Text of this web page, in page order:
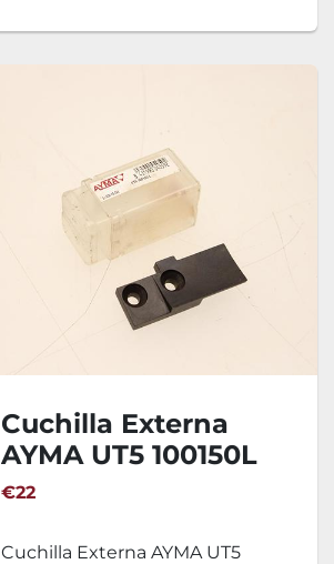
Cuchilla Externa
AYMA UT5 100150L
€22
Cuchilla Externa AYMA UT5